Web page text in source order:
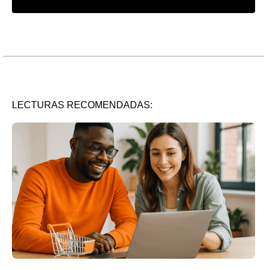
LECTURAS RECOMENDADAS: